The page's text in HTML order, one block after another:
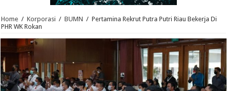
Home / Korporasi / BUMN / Pertamina Rekrut Putra Putri Riau Bekerja Di
PHR WK Rokan